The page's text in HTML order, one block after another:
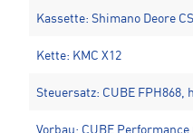
Kassette: Shimano Deore
Kette: KMC X12
Steuersatz: CUBE
Vorbau: CUBE Performance